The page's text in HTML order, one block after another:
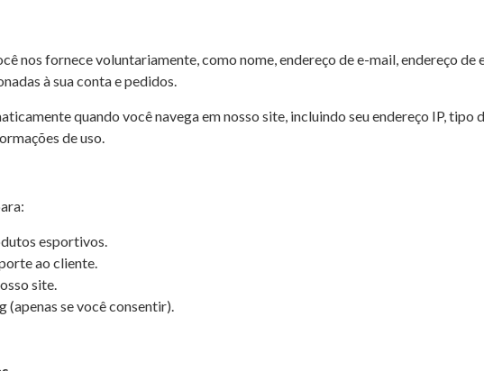
nos fornece voluntariamente, como nome, endereço de e-mail, endereço
à sua conta e pedidos.
quando você navega em nosso site, incluindo seu endereço IP,
de uso.
esportivos.
ao cliente.
site.
se você consentir).